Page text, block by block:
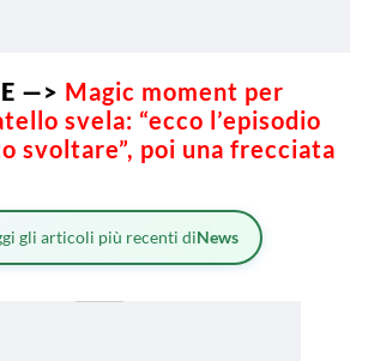
—> Magic moment per
svela: “ecco l’episodio
svoltare”, poi una frecciata
gli articoli più recenti diNews